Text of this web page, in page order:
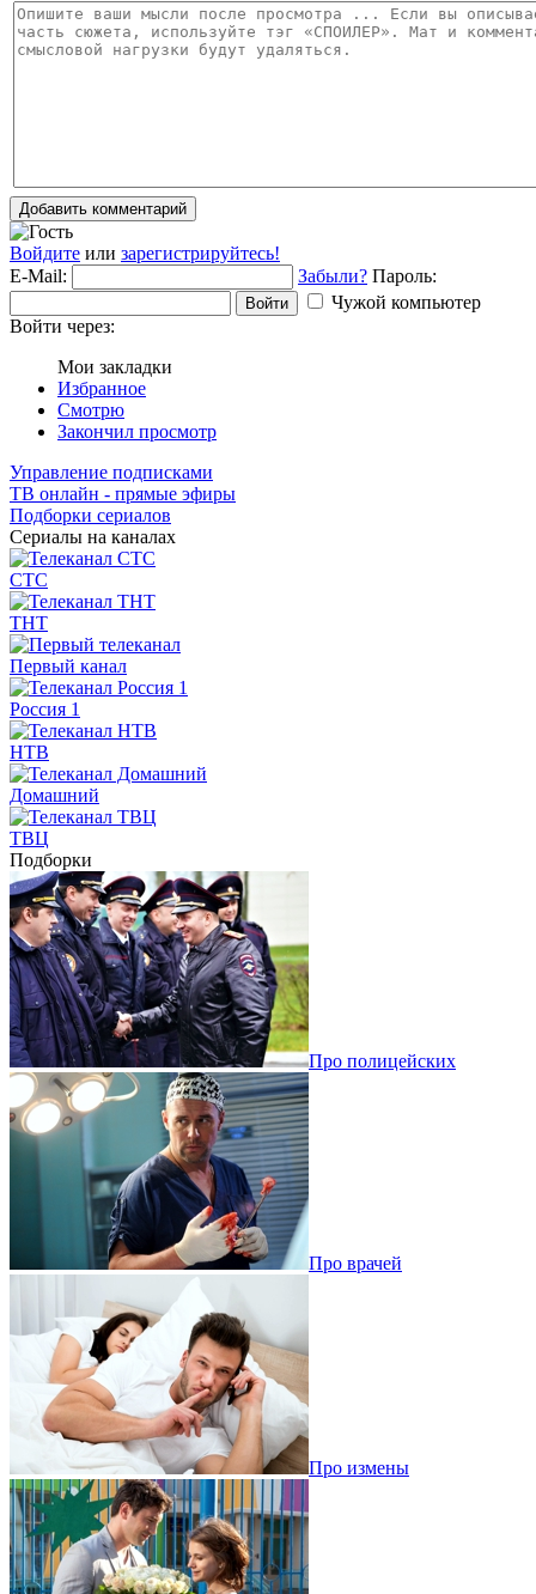
Добавить комментарий
Войдите или зарегистрируйтесь!
E-Mail:
Забыли? Пароль:
Войти
Чужой компьютер
Войти через:
Мои закладки
Избранное
Смотрю
Закончил просмотр
Управление подписками
ТВ онлайн - прямые эфиры
Подборки сериалов
Сериалы на каналах
СТС
ТНТ
Первый канал
Россия 1
НТВ
Домашний
ТВЦ
Подборки
Про полицейских
Про врачей
Про измены